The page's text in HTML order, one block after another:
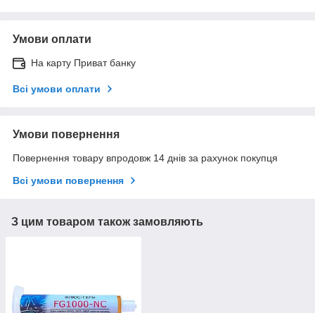
Умови оплати
На карту Приват банку
Всі умови оплати
Умови повернення
Повернення товару впродовж 14 днів за рахунок покупця
Всі умови повернення
З цим товаром також замовляють